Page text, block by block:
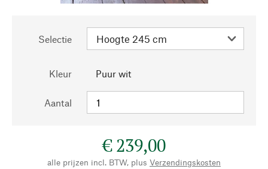
Selectie
Kleur Puur wit
Aantal
€ 239,00
alle prijzen incl. BTW, plus Verzendingskosten